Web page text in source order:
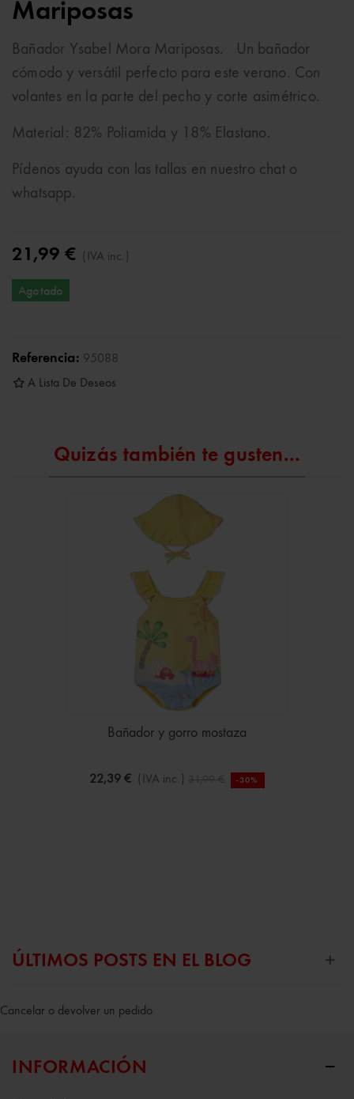
Mariposas
Bañador Ysabel Mora Mariposas. Un bañador
cómodo y versátil perfecto para este verano. Con
volantes en la parte del pecho y corte asimétrico.
Material: 82% Poliamida y 18% Elastano.
Pídenos ayuda con las tallas en nuestro chat o
whatsapp.
21,99 € (IVA inc.)
Agotado
Referencia: 95088
A Lista De Deseos
Quizás también te gusten...
Bañador y gorro mostaza
22,39 € (IVA inc.) 31,99 € -30%
ÚLTIMOS POSTS EN EL BLOG
Cancelar o devolver un pedido
INFORMACIÓN